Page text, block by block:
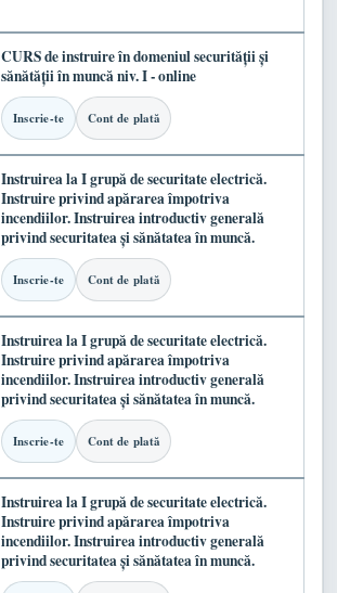
CURS de instruire în domeniul securității și
sănătății în muncă niv. I - online
Inscrie-te Cont de plată
Instruirea la I grupă de securitate electrică.
Instruire privind apărarea împotriva
incendiilor. Instruirea introductiv generală
privind securitatea și sănătatea în muncă.
Inscrie-te Cont de plată
Instruirea la I grupă de securitate electrică.
Instruire privind apărarea împotriva
incendiilor. Instruirea introductiv generală
privind securitatea și sănătatea în muncă.
Inscrie-te Cont de plată
Instruirea la I grupă de securitate electrică.
Instruire privind apărarea împotriva
incendiilor. Instruirea introductiv generală
privind securitatea și sănătatea în muncă.